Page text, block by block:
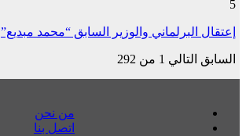
5
إعتقال البرلماني والوزير السابق “محمد مبديع”
السابق التالي 1 من 292
من نحن
اتصل بنا